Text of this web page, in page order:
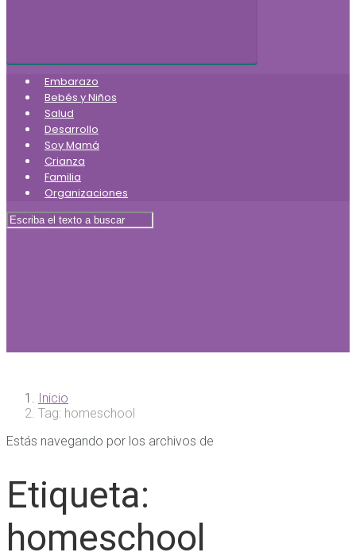
Embarazo
Bebés y Niños
Salud
Desarrollo
Soy Mamá
Crianza
Familia
Organizaciones
Inicio
Tag: homeschool
Estás navegando por los archivos de
Etiqueta:
homeschool